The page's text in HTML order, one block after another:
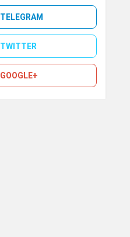
TELEGRAM
TWITTER
GOOGLE+